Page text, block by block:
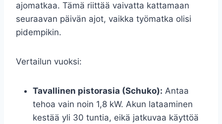
ajomatkaa. Tämä riittää vaivatta kattamaan
seuraavan päivän ajot, vaikka työmatka olisi
pidempikin.
Vertailun vuoksi:
Tavallinen pistorasia (Schuko): Antaa
tehoa vain noin 1,8 kW. Akun lataaminen
kestää yli 30 tuntia, eikä jatkuvaa käyttöä